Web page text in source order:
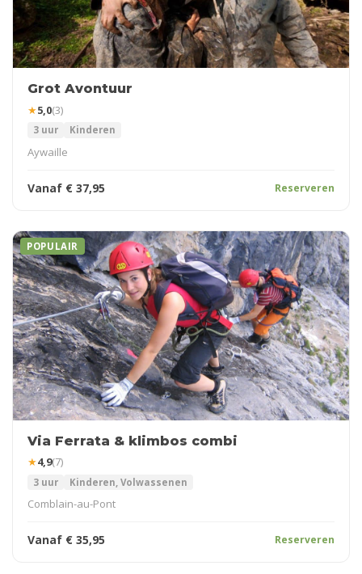
Grot Avontuur
★5,0(3)
3 uur Kinderen
Aywaille
Vanaf € 37,95 Reserveren
POPULAIR
Via Ferrata & klimbos combi
★4,9(7)
3 uur Kinderen, Volwassenen
Comblain-au-Pont
Vanaf € 35,95 Reserveren